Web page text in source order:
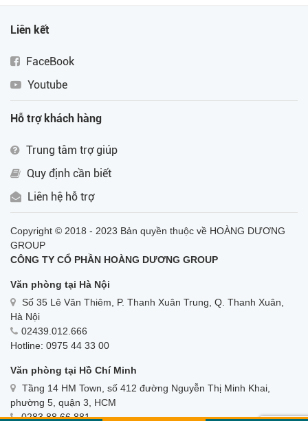
Liên kết
FaceBook
Youtube
Hỗ trợ khách hàng
Trung tâm trợ giúp
Quy định cần biết
Liên hệ hỗ trợ
Copyright © 2018 - 2023 Bản quyền thuộc về HOÀNG DƯƠNG
GROUP
CÔNG TY CỔ PHẦN HOÀNG DƯƠNG GROUP
Văn phòng tại Hà Nội
Số 35 Lê Văn Thiêm, P. Thanh Xuân Trung, Q. Thanh Xuân,
Hà Nội
02439.012.666
Hotline: 0975 44 33 00
Văn phòng tại Hồ Chí Minh
Tầng 14 HM Town, số 412 đường Nguyễn Thị Minh Khai,
phường 5, quận 3, HCM
0283.88.66.881